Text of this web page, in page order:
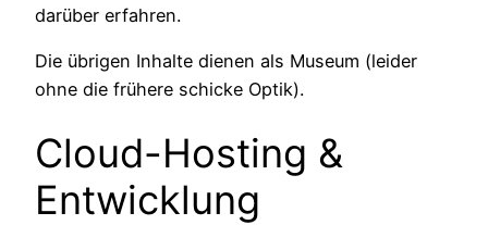
darüber erfahren.
Die übrigen Inhalte dienen als Museum (leider
ohne die frühere schicke Optik).
Cloud-Hosting &
Entwicklung